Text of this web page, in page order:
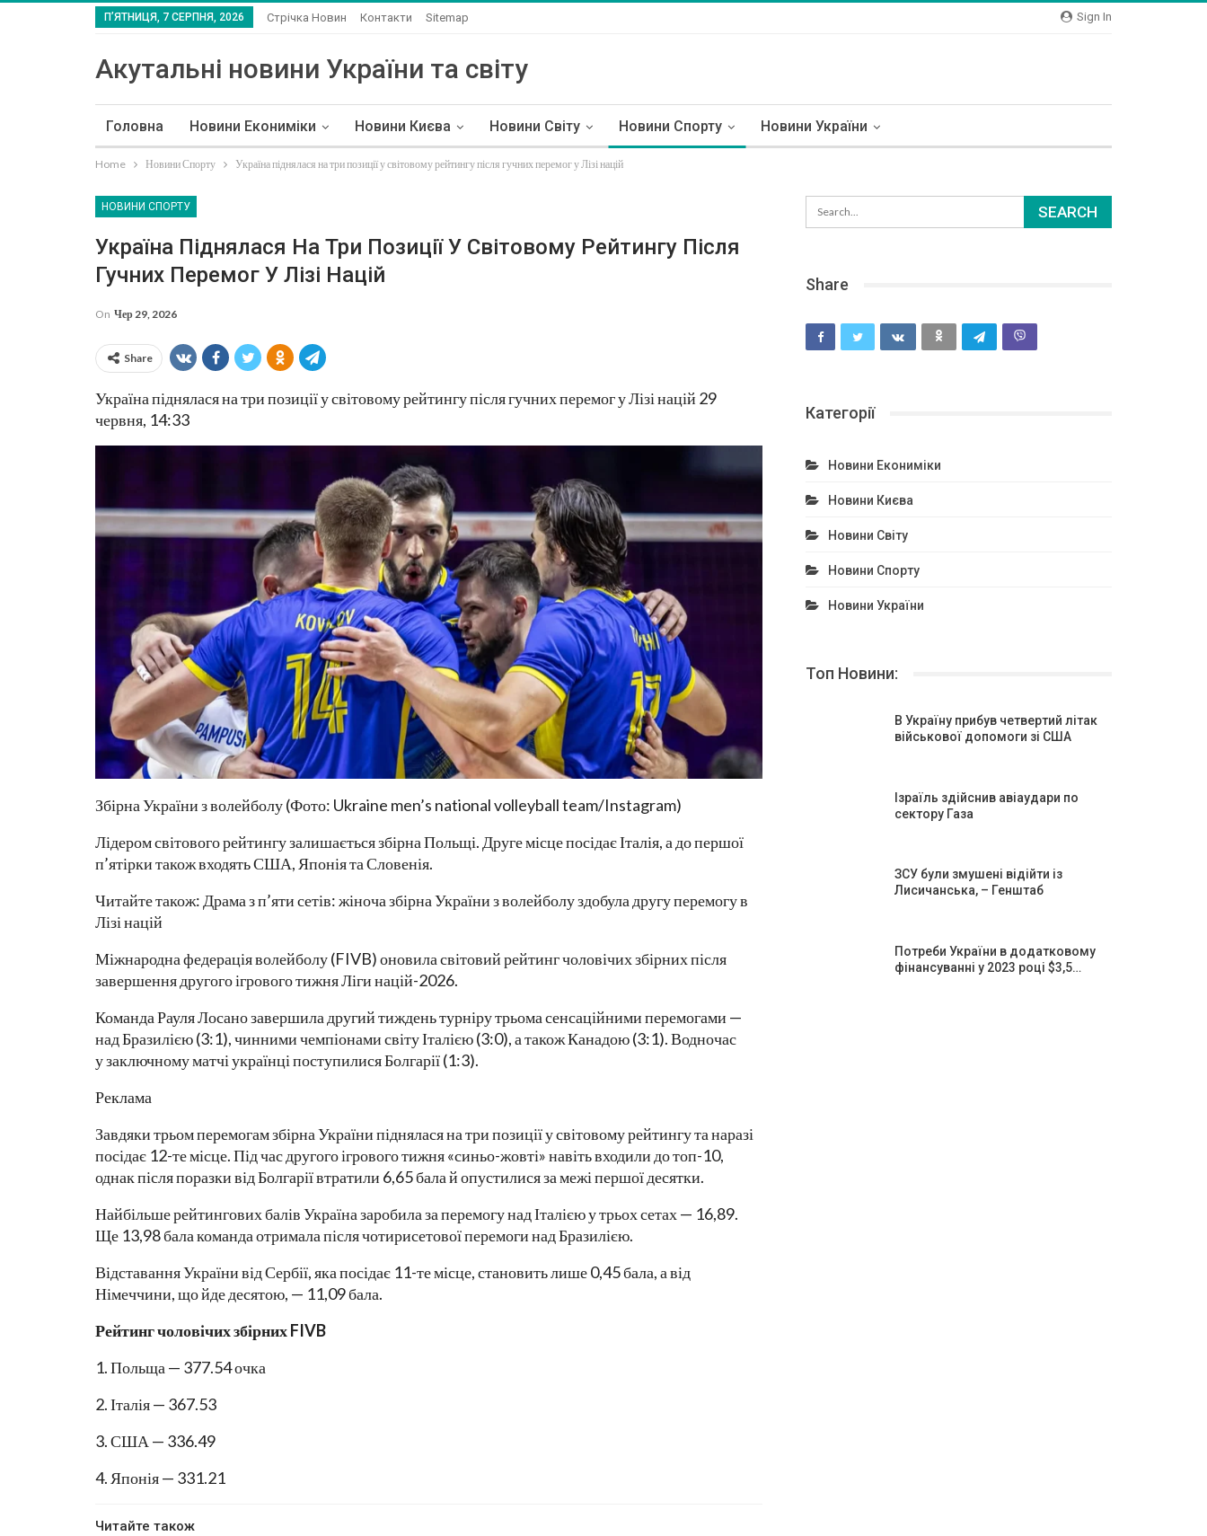
Sign In
П’ЯТНИЦЯ, 7 СЕРПНЯ, 2026 Стрічка Новин Контакти Sitemap
Акутальні новини України та світу
Головна Новини Екониміки Новини Києва Новини Світу Новини Спорту Новини України
Home Новини Спорту Україна піднялася на три позиції у світовому рейтингу після гучних перемог у Лізі націй
НОВИНИ СПОРТУ
Україна Піднялася На Три Позиції У Світовому Рейтингу Після
Гучних Перемог У Лізі Націй
On Чер 29, 2026
Share
Україна піднялася на три позиції у світовому рейтингу після гучних перемог у Лізі націй 29
червня, 14:33
Збірна України з волейболу (Фото: Ukraine men’s national volleyball team/Instagram)
Лідером світового рейтингу залишається збірна Польщі. Друге місце посідає Італія, а до першої
п’ятірки також входять США, Японія та Словенія.
Читайте також: Драма з п’яти сетів: жіноча збірна України з волейболу здобула другу перемогу в
Лізі націй
Міжнародна федерація волейболу (FIVB) оновила світовий рейтинг чоловічих збірних після
завершення другого ігрового тижня Ліги націй-2026.
Команда Рауля Лосано завершила другий тиждень турніру трьома сенсаційними перемогами —
над Бразилією (3:1), чинними чемпіонами світу Італією (3:0), а також Канадою (3:1). Водночас
у заключному матчі українці поступилися Болгарії (1:3).
Реклама
Завдяки трьом перемогам збірна України піднялася на три позиції у світовому рейтингу та наразі
посідає 12-те місце. Під час другого ігрового тижня «синьо-жовті» навіть входили до топ-10,
однак після поразки від Болгарії втратили 6,65 бала й опустилися за межі першої десятки.
Найбільше рейтингових балів Україна заробила за перемогу над Італією у трьох сетах — 16,89.
Ще 13,98 бала команда отримала після чотирисетової перемоги над Бразилією.
Відставання України від Сербії, яка посідає 11-те місце, становить лише 0,45 бала, а від
Німеччини, що йде десятою, — 11,09 бала.
Рейтинг чоловічих збірних FIVB
1. Польща — 377.54 очка
2. Італія — 367.53
3. США — 336.49
4. Японія — 331.21
Читайте також
Share
Категорії
Новини Екониміки
Новини Києва
Новини Світу
Новини Спорту
Новини України
Топ Новини:
В Україну прибув четвертий літак
військової допомоги зі США
Ізраїль здійснив авіаудари по
сектору Газа
ЗСУ були змушені відійти із
Лисичанська, – Генштаб
Потреби України в додатковому
фінансуванні у 2023 році $3,5…